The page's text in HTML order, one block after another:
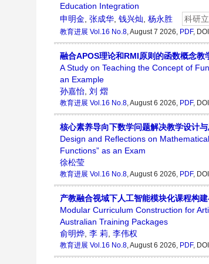
Education Integration
申明金, 张成华, 钱兴灿, 杨永胜 科研
教育进展 Vol.16 No.8, August 7 2026, PDF,
融合APOS理论和RMI原则的函数概念
A Study on Teaching the Concept of
an Example
孙嘉怡, 刘 熠
教育进展 Vol.16 No.8, August 6 2026, PDF,
核心素养导向下数学问题解决教学设计
Design and Reflections on
Functions” as an Exam
徐松莹
教育进展 Vol.16 No.8, August 6 2026, PDF,
产教融合视域下人工智能模块化课程构
Modular Curriculum Construction for
Australian Training Packages
俞明烨, 李 莉, 李伟权
教育进展 Vol.16 No.8, August 6 2026, PDF,